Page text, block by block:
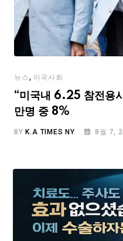
뉴스, 미국사회
“미국내 6.25 참전용
만명 중 8%
BY K.A TIMES NY 8월 7,